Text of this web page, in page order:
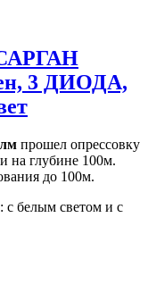
3 ДИОДА,
прошел опрессовку
на глубине 100м.
до 100м.
с белым светом и с